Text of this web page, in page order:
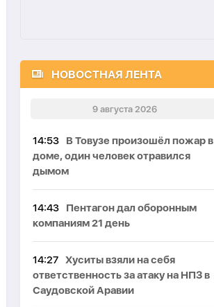
НОВОСТНАЯ ЛЕНТА
9 августа 2026
14:53
В Товузе произошёл пожар в
доме, один человек отравился
дымом
14:43
Пентагон дал оборонным
компаниям 21 день
14:27 Хуситы взяли на себя
ответственность за атаку на НПЗ в
Саудовской Аравии